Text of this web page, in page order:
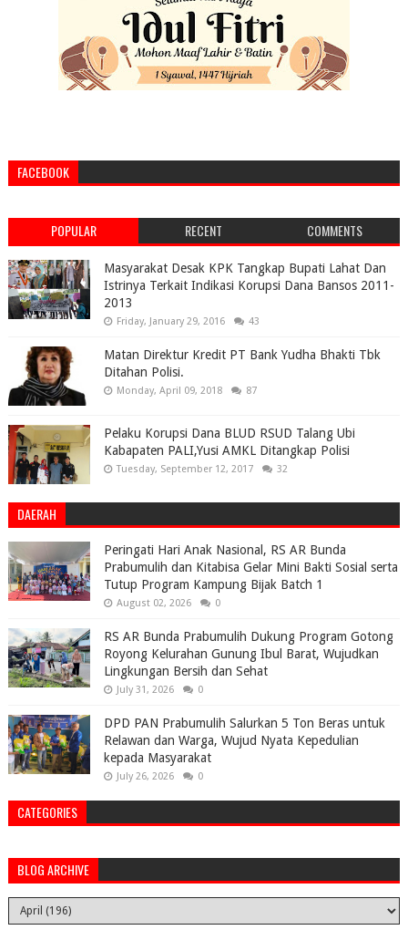
FACEBOOK
POPULAR RECENT COMMENTS
Masyarakat Desak KPK Tangkap Bupati Lahat Dan
Istrinya Terkait Indikasi Korupsi Dana Bansos 2011-
2013
Friday, January 29, 2016 43
Matan Direktur Kredit PT Bank Yudha Bhakti Tbk
Ditahan Polisi.
Monday, April 09, 2018 87
Pelaku Korupsi Dana BLUD RSUD Talang Ubi
Kabapaten PALI,Yusi AMKL Ditangkap Polisi
Tuesday, September 12, 2017 32
DAERAH
Peringati Hari Anak Nasional, RS AR Bunda
Prabumulih dan Kitabisa Gelar Mini Bakti Sosial serta
Tutup Program Kampung Bijak Batch 1
August 02, 2026 0
RS AR Bunda Prabumulih Dukung Program Gotong
Royong Kelurahan Gunung Ibul Barat, Wujudkan
Lingkungan Bersih dan Sehat
July 31, 2026 0
DPD PAN Prabumulih Salurkan 5 Ton Beras untuk
Relawan dan Warga, Wujud Nyata Kepedulian
kepada Masyarakat
July 26, 2026 0
CATEGORIES
BLOG ARCHIVE